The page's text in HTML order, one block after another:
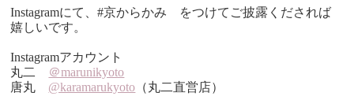
Instagramにて、#京からかみ をつけてご披露くだされば
嬉しいです。
Instagramアカウント
丸二 ＠marunikyoto
唐丸 @karamarukyoto （丸二直営店）